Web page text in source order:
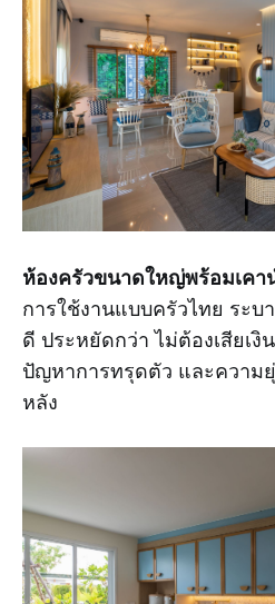
ห้องครัวขนาดใหญ่พร้อมเคา
การใช้งานแบบครัวไทย ระ
ดี ประหยัดกว่า ไม่ต้องเสียเ
ปัญหาการทรุดตัว และความ
หลัง